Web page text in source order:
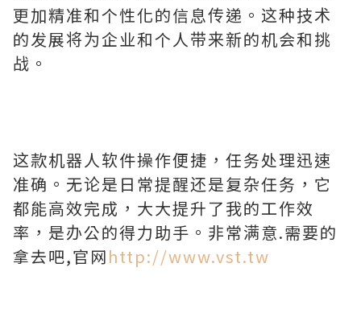
更加精准和个性化的信息传递。这种技术
的发展将为企业和个人带来新的机会和挑
战。
这款机器人软件操作便捷，任务处理迅速
准确。无论是日常提醒还是复杂任务，它
都能高效完成，大大提升了我的工作效
率，是办公的得力助手。非常满意.需要的
拿去吧,官网http://www.vst.tw